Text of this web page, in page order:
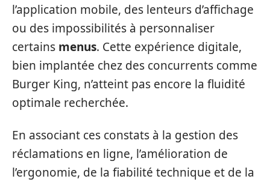
l’application mobile, des lenteurs d’affichage
ou des impossibilités à personnaliser
certains menus. Cette expérience digitale,
bien implantée chez des concurrents comme
Burger King, n’atteint pas encore la fluidité
optimale recherchée.
En associant ces constats à la gestion des
réclamations en ligne, l’amélioration de
l’ergonomie, de la fiabilité technique et de la